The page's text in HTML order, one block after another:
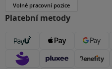
Volné pracovní pozice
Platební metody